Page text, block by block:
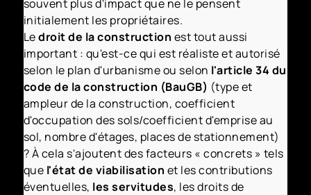
souvent plus d'impact que ne le pensent
initialement les propriétaires.
Ledroit de la construction est tout aussi
important : qu'est-ce qui est réaliste et autorisé
selon le plan d'urbanisme ou selon l'article 34 du
code de la construction (BauGB) (type et
ampleur de la construction, coefficient
d'occupation des sols/coefficient d'emprise au
sol, nombre d'étages, places de stationnement)
? À cela s'ajoutent des facteurs « concrets » tels
que l'état de viabilisation et les contributions
éventuelles, les servitudes, les droits de